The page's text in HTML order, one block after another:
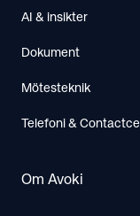
AI & insikter
Dokument
Mötesteknik
Telefoni &
Om Avoki